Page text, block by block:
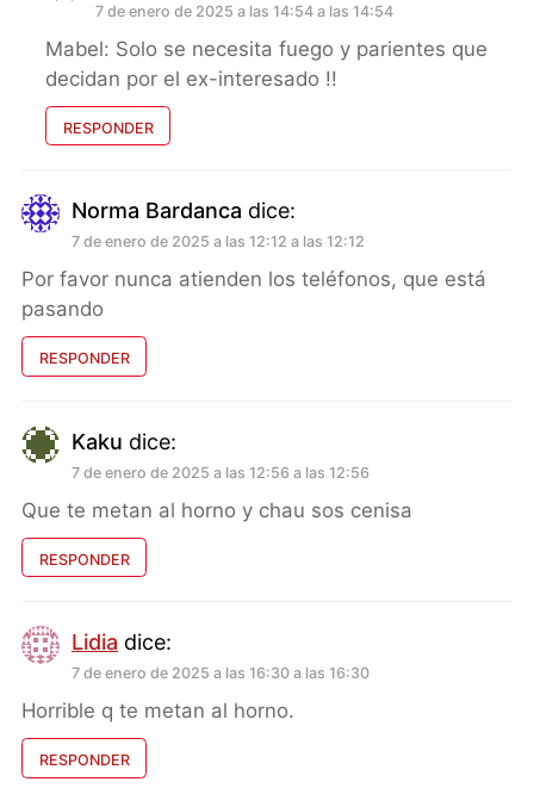
7 de enero de 2025 a las 14:54 a las 14:54
Mabel: Solo se necesita fuego y parientes que
decidan por el ex-interesado !!
RESPONDER
Norma Bardanca dice:
7 de enero de 2025 a las 12:12 a las 12:12
Por favor nunca atienden los teléfonos, que está
pasando
RESPONDER
Kaku dice:
7 de enero de 2025 a las 12:56 a las 12:56
Que te metan al horno y chau sos cenisa
RESPONDER
Lidia dice:
7 de enero de 2025 a las 16:30 a las 16:30
Horrible q te metan al horno.
RESPONDER